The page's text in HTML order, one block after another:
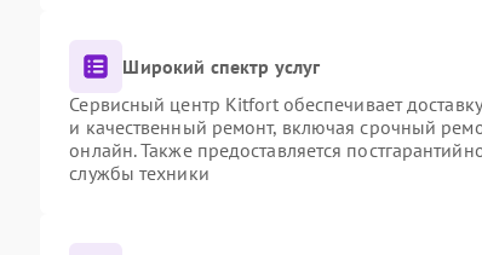
Широкий спектр услуг
Сервисный центр Kitfort обеспечивает
и качественный ремонт, включая срочный
онлайн. Также предоставляется
службы техники